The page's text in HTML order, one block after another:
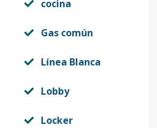
cocina
Gas común
Línea Blanca
Lobby
Locker